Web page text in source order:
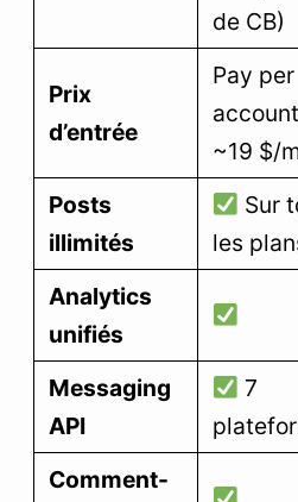
de CB)
Prix
d’entrée
Pay per
~19 $/
Posts
illimités
Sur
les
Analytics
unifiés
Messaging
API
7
Comment-